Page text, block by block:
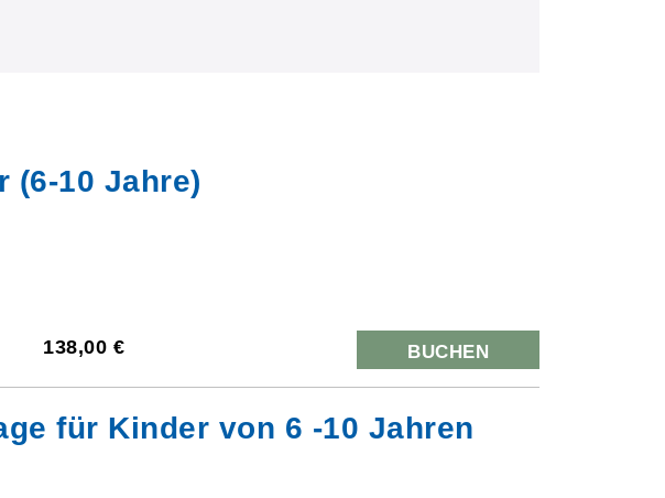
(6-10 Jahre)
138,00 € BUCHEN
für Kinder von 6 -10 Jahren